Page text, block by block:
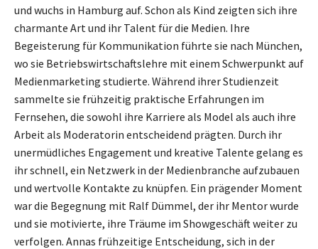
und wuchs in Hamburg auf. Schon als Kind zeigten sich ihre
charmante Art und ihr Talent für die Medien. Ihre
Begeisterung für Kommunikation führte sie nach München,
wo sie Betriebswirtschaftslehre mit einem Schwerpunkt auf
Medienmarketing studierte. Während ihrer Studienzeit
sammelte sie frühzeitig praktische Erfahrungen im
Fernsehen, die sowohl ihre Karriere als Model als auch ihre
Arbeit als Moderatorin entscheidend prägten. Durch ihr
unermüdliches Engagement und kreative Talente gelang es
ihr schnell, ein Netzwerk in der Medienbranche aufzubauen
und wertvolle Kontakte zu knüpfen. Ein prägender Moment
war die Begegnung mit Ralf Dümmel, der ihr Mentor wurde
und sie motivierte, ihre Träume im Showgeschäft weiter zu
verfolgen. Annas frühzeitige Entscheidung, sich in der